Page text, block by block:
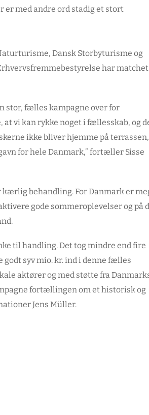
er med andre ord stadig et stort
Dansk Storbyturisme og
har matchet
stor, fælles kampagne over for
at vi kan rykke noget i fællesskab, og
ikke bliver hjemme på terrassen,
for hele Danmark,” fortæller Sisse
behandling. For Danmark er
gode sommeroplevelser og på
til handling. Det tog mindre end fire
syv mio. kr. ind i denne fælles
aktører og med støtte fra
fortællingen om et historisk og
Jens Müller.